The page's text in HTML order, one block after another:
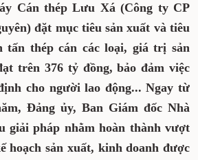
Cán thép Lưu Xá (Công ty CP
đặt mục tiêu sản xuất và tiêu
tấn thép cán các loại, giá trị sản
trên 376 tỷ đồng, bảo đảm việc
cho người lao động... Ngay từ
Đảng ủy, Ban Giám đốc Nhà
giải pháp nhằm hoàn thành vượt
hoạch sản xuất, kinh doanh được